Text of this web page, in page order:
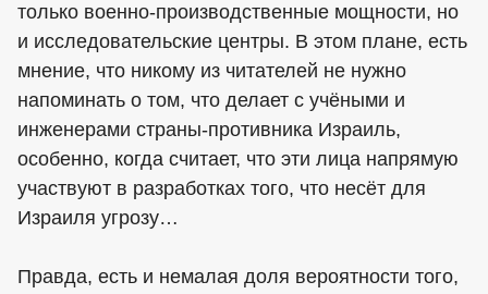
только военно-производственные мощности, но
и исследовательские центры. В этом плане, есть
мнение, что никому из читателей не нужно
напоминать о том, что делает с учёными и
инженерами страны-противника Израиль,
особенно, когда считает, что эти лица напрямую
участвуют в разработках того, что несёт для
Израиля угрозу…
Правда, есть и немалая доля вероятности того,